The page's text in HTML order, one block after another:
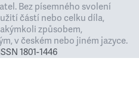
Bez písemného svolení
částí nebo celku díla,
způsobem,
v českém nebo jiném jazyce.
1801-1446